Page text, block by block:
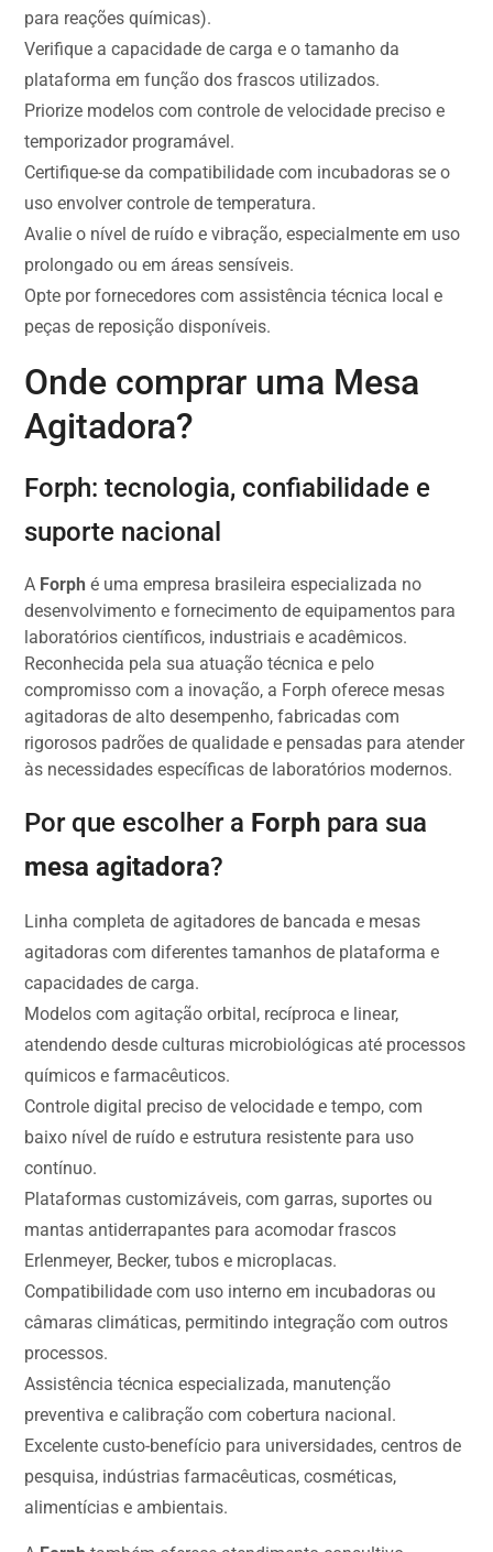
para reações químicas).
Verifique a capacidade de carga e o tamanho da
plataforma em função dos frascos utilizados.
Priorize modelos com controle de velocidade preciso e
temporizador programável.
Certifique-se da compatibilidade com incubadoras se o
uso envolver controle de temperatura.
Avalie o nível de ruído e vibração, especialmente em uso
prolongado ou em áreas sensíveis.
Opte por fornecedores com assistência técnica local e
peças de reposição disponíveis.
Onde comprar uma Mesa
Agitadora?
Forph: tecnologia, confiabilidade e
suporte nacional
A Forph é uma empresa brasileira especializada no
desenvolvimento e fornecimento de equipamentos para
laboratórios científicos, industriais e acadêmicos.
Reconhecida pela sua atuação técnica e pelo
compromisso com a inovação, a Forph oferece mesas
agitadoras de alto desempenho, fabricadas com
rigorosos padrões de qualidade e pensadas para atender
às necessidades específicas de laboratórios modernos.
Por que escolher a Forph para sua
mesa agitadora?
Linha completa de agitadores de bancada e mesas
agitadoras com diferentes tamanhos de plataforma e
capacidades de carga.
Modelos com agitação orbital, recíproca e linear,
atendendo desde culturas microbiológicas até processos
químicos e farmacêuticos.
Controle digital preciso de velocidade e tempo, com
baixo nível de ruído e estrutura resistente para uso
contínuo.
Plataformas customizáveis, com garras, suportes ou
mantas antiderrapantes para acomodar frascos
Erlenmeyer, Becker, tubos e microplacas.
Compatibilidade com uso interno em incubadoras ou
câmaras climáticas, permitindo integração com outros
processos.
Assistência técnica especializada, manutenção
preventiva e calibração com cobertura nacional.
Excelente custo-benefício para universidades, centros de
pesquisa, indústrias farmacêuticas, cosméticas,
alimentícias e ambientais.